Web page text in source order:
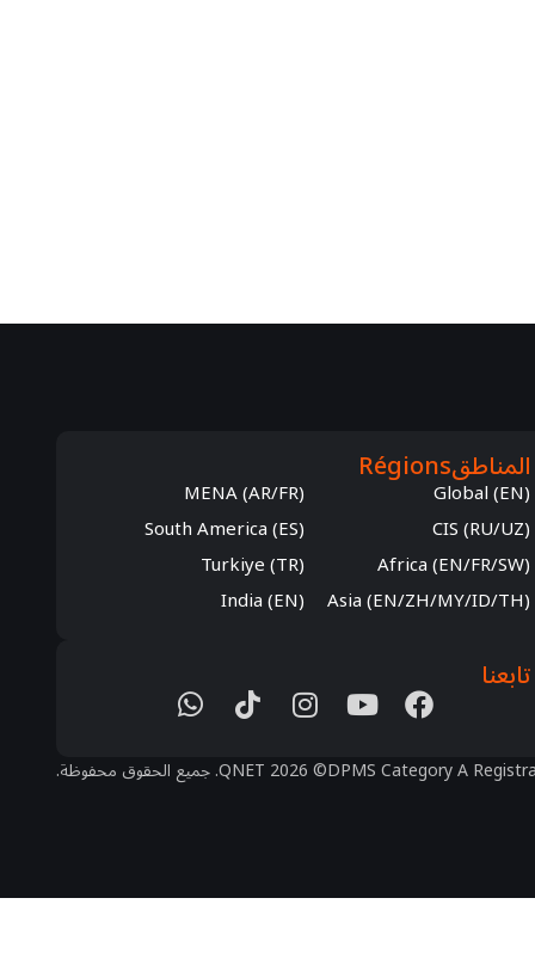
المناطقRégions
Global (EN)
CIS (RU/UZ)
Africa (EN/FR/SW)
Asia (EN/ZH/MY/ID/TH)
MENA (AR/FR)
South America (ES)
Turkiye (TR)
India (EN)
تابعنا
© 2026 QNET. جميع الحقوق محفوظة.DPMS Category A